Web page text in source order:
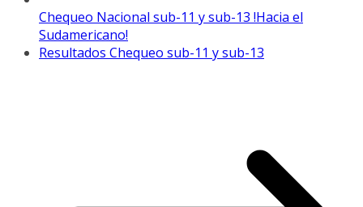
Chequeo Nacional sub-11 y sub-13 !Hacia el
Sudamericano!
Resultados Chequeo sub-11 y sub-13